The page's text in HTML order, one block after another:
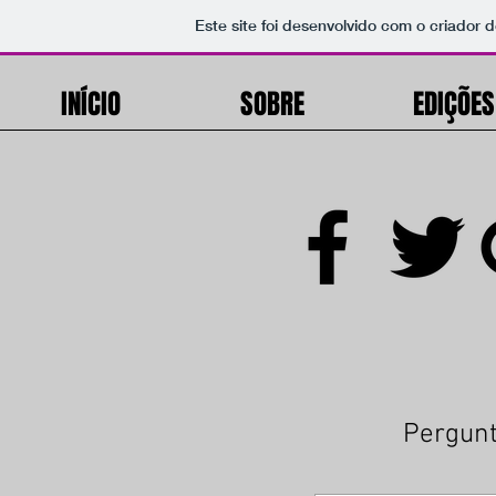
Este site foi desenvolvido com o criador
INÍCIO SOBRE EDIÇÕES